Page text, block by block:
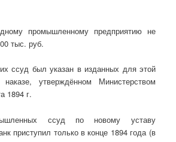
промышленному предприятию не
тыс. руб.
ссуд был указан в изданных для этой
утверждённом Министерством
1894 г.
ссуд по новому уставу
приступил только в конце 1894 года (в